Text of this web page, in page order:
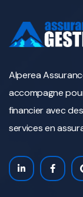
Alperea
accompagne
financier avec
services en